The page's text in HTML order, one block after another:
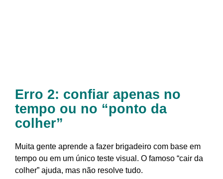
Erro 2: confiar apenas no
tempo ou no “ponto da
colher”
Muita gente aprende a fazer brigadeiro com base em
tempo ou em um único teste visual. O famoso “cair da
colher” ajuda, mas não resolve tudo.